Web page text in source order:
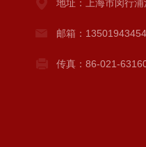
地址：上海市闵行
邮箱：
传真：86-021-